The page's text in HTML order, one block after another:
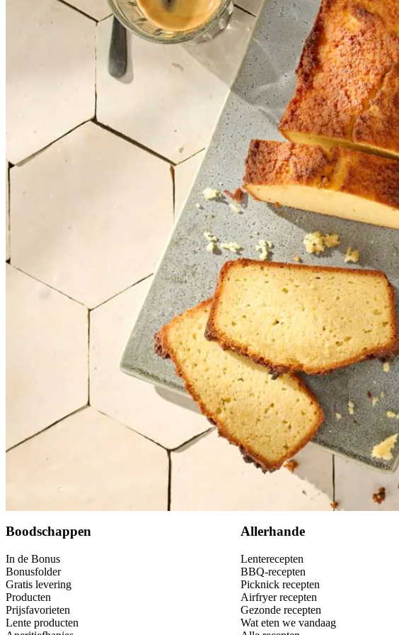
stevia zoetstof
Philadelphia naturel zuivelspread
2 tlvanille-extract
Dit heb je nodig
Boodschappen
In de Bonus
Bonusfolder
Gratis levering
Producten
Prijsfavorieten
Lente producten
Allerhande
Lenterecepten
BBQ-recepten
Picknick recepten
Airfryer recepten
Gezonde recepten
Wat eten we vandaag